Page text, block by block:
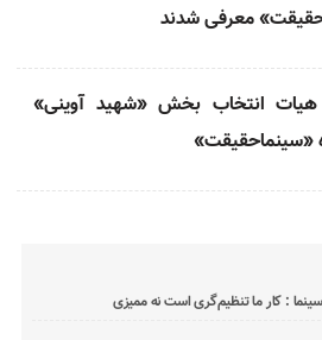
معرفی شدند
انتخاب بخش «شهید آوینی»
«سینماحقیقت»
: کار ما تنظیم‌گری است نه ممیزی